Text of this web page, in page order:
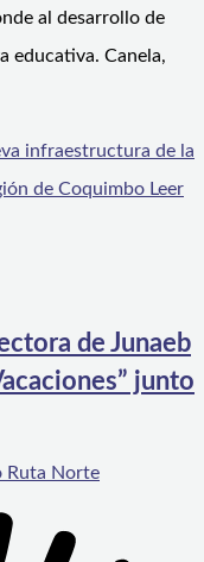
al desarrollo de
educativa. Canela,
infraestructura de la
de Coquimbo Leer
de Junaeb
junto
Ruta Norte